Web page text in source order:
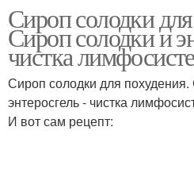
Сироп солодки
Сироп солодки и
чистка
Сироп солодки для
энтеросгель - чистка
И вот сам рецепт: